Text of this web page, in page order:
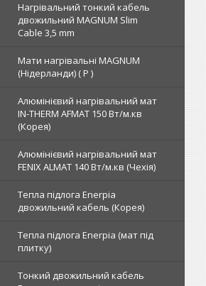
Нагрівальний тонкий кабель
двожильний MAGNUM Slim
Cable 3,5 mm
Мати нагрівальні MAGNUM
(Нідерланди) ( Р )
Алюмінієвий нагрівальний мат
IN-THERM AFMAT 150 Вт/м.кв
(Корея)
Алюмінієвий нагрівальний мат
FENIX ALMAT 140 Вт/м.кв (Чехія)
Тепла підлога Enerpia
двожильний кабель (Корея)
Тепла підлога Enerpia (мат під
плитку)
Тонкий двожильний кабель